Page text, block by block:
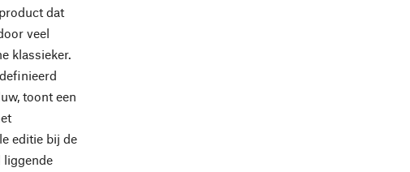
dat
veel
klassieker.
toont een
editie bij de
liggende